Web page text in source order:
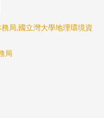
局,國立灣大學地理環境資
局